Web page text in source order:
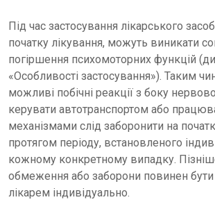
Під час застосування лікарського
початку лікування, можуть виникати
погіршення психомоторних функцій
«Особливості застосування»). Таким
можливі побічні реакції з боку
керувати автотранспортом або
механізмами слід заборонити на
протягом періоду, встановленого
кожному конкретному випадку.
обмеження або заборони повинен
лікарем індивідуально.